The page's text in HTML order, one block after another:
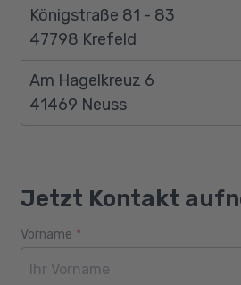
Königstraße 81 - 83
47798 Krefeld
Am Hagelkreuz 6
41469 Neuss
Jetzt Kontakt
Webseite
Alter
Vorname *